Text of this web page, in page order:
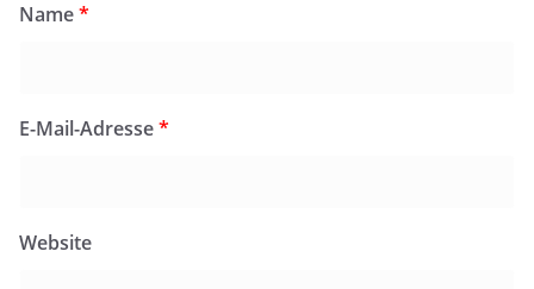
Name*
E-Mail-Adresse*
Website